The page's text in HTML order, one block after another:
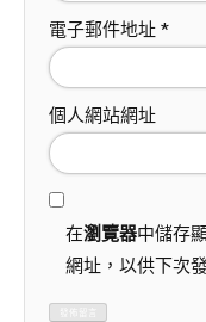
電子郵件地址 *
個人網站網址
在瀏覽器中儲存
網址，以供下次